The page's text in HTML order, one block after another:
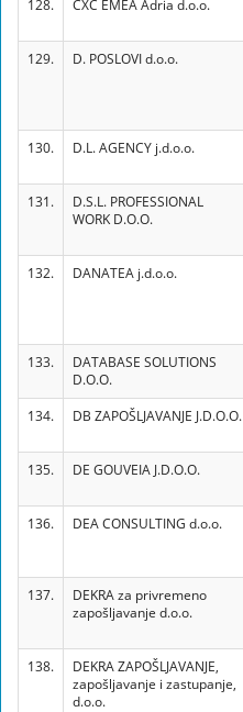
128. CXC EMEA Adria d.o.o.
129.
D. POSLOVI d.o.o.
130.
D.L. AGENCY j.d.o.o.
131.
D.S.L. PROFESSIONAL
WORK D.O.O.
132.
DANATEA j.d.o.o.
133.
DATABASE SOLUTIONS
D.O.O.
134.
DB ZAPOŠLJAVANJE J.D.O.O.
135.
DE GOUVEIA J.D.O.O.
136.
DEA CONSULTING d.o.o.
137.
DEKRA za privremeno
zapošljavanje d.o.o.
138.
DEKRA ZAPOŠLJAVANJE,
zapošljavanje i zastupanje,
d.o.o.